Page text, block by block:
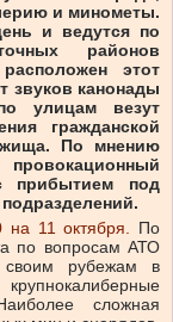
и минометы.
и ведутся по
районов
этот
звуков канонады
улицам везут
гражданской
По мнению
прибытием под
11 октября. По
по вопросам АТО
своим рубежам в
сложная